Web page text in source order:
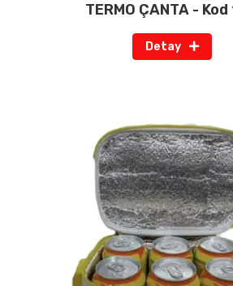
TERMO ÇANTA -
Detay